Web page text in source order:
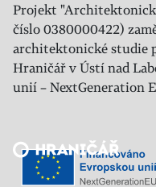
Projekt
číslo 0380000422)
architektonické studie
Hraničář v Ústí nad
unií – NextGeneration
Veřejný sál Hraničář, spolek